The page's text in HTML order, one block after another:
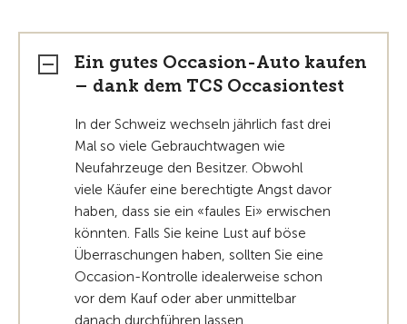
Ein gutes Occasion-Auto kaufen
– dank dem TCS Occasiontest
In der Schweiz wechseln jährlich fast drei
Mal so viele Gebrauchtwagen wie
Neufahrzeuge den Besitzer. Obwohl
viele Käufer eine berechtigte Angst davor
haben, dass sie ein «faules Ei» erwischen
könnten. Falls Sie keine Lust auf böse
Überraschungen haben, sollten Sie eine
Occasion-Kontrolle idealerweise schon
vor dem Kauf oder aber unmittelbar
danach durchführen lassen.